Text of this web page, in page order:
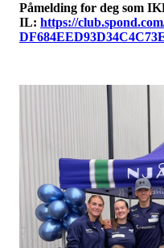
Påmelding for deg som
IL: https://